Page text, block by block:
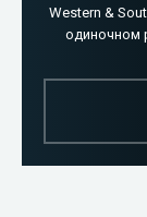
Western &
одиночном